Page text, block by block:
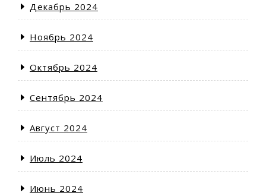
Декабрь 2024
Ноябрь 2024
Октябрь 2024
Сентябрь 2024
Август 2024
Июль 2024
Июнь 2024